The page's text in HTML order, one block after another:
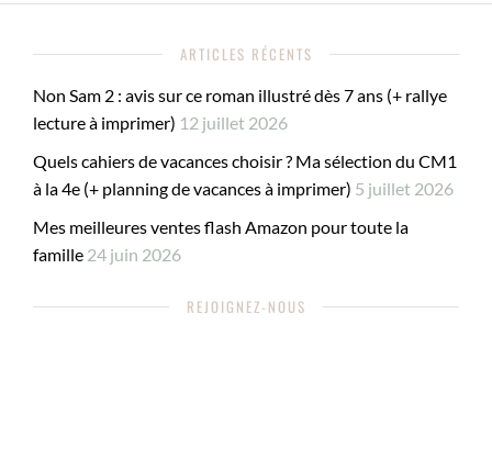
ARTICLES RÉCENTS
Non Sam 2 : avis sur ce roman illustré dès 7 ans (+ rallye
lecture à imprimer) 12 juillet 2026
Quels cahiers de vacances choisir ? Ma sélection du CM1
à la 4e (+ planning de vacances à imprimer) 5 juillet 2026
Mes meilleures ventes flash Amazon pour toute la
famille 24 juin 2026
REJOIGNEZ-NOUS